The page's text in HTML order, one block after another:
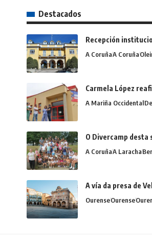
Destacados
Recepción
A CoruñaA Coruña
Carmela López
A Mariña Occidental
O Divercamp
A CoruñaA Laracha
A vía da presa de
OurenseOurense